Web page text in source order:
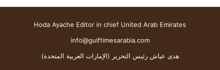
Hoda Ayache Editor in chief United Arab Emirates
info@gulftimesarabia.com
هدى عياش رئيس التحرير (الإمارات العربية المتحدة)